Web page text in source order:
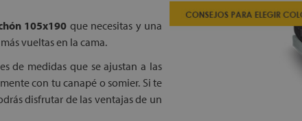
105x190 que necesitas y una
vueltas en la cama.
de medidas que se ajustan a las
con tu canapé o somier. Si te
disfrutar de las ventajas de un